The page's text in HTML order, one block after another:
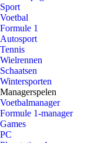
Sport
Voetbal
Formule 1
Autosport
Tennis
Wielrennen
Schaatsen
Wintersporten
Managerspelen
Voetbalmanager
Formule 1-manager
Games
PC